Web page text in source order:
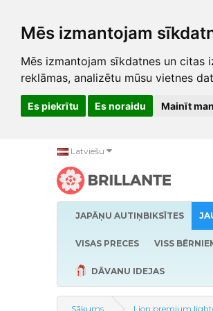
Mēs izmantojam
Mēs izmantojam sīkdatnes un citas
reklāmas, analizētu mūsu vietnes
Es piekrītu Es noraidu Mainīt
Latviešu
JAPĀŅU AUTIŅBIKSĪTES
VISAS PRECES VISS
DĀVANU IDEJAS
Sākums Lion premium